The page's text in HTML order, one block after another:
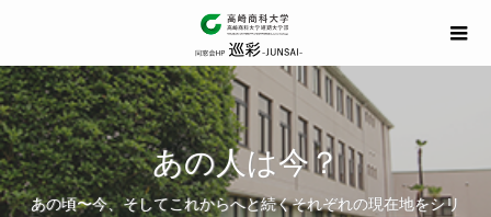
あの人は今？
あの頃〜今、そしてこれからへと続くそれぞれの現在地をシリ